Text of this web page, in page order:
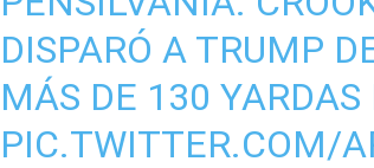
DISPARÓ A TRUMP
MÁS DE 130 YARDAS
PIC.TWITTER.COM/